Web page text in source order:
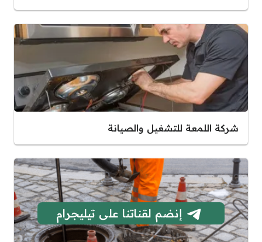
شركة اللمعة للتشغيل والصيانة
إنضم لقناتنا على تيليجرام